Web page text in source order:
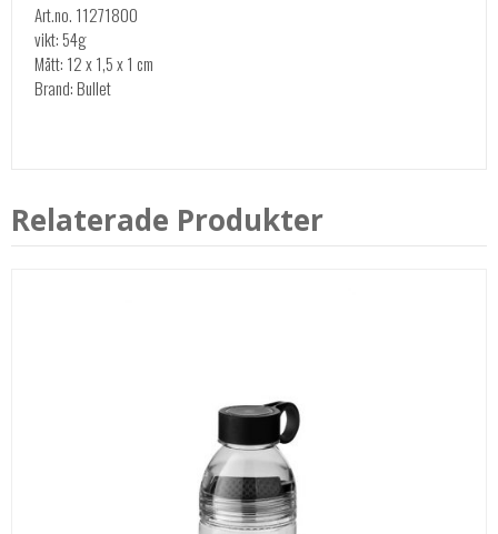
Art.no. 11271800
vikt: 54g
Mått: 12 x 1,5 x 1 cm
Brand: Bullet
Relaterade Produkter